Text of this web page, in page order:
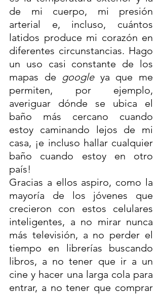
de mi cuerpo, mi presión
arterial e, incluso, cuántos
latidos produce mi corazón en
diferentes circunstancias. Hago
un uso casi constante de los
mapas de google ya que me
permiten, por ejemplo,
averiguar dónde se ubica el
baño más cercano cuando
estoy caminando lejos de mi
casa, ¡e incluso hallar cualquier
baño cuando estoy en otro
país!
Gracias a ellos aspiro, como la
mayoría de los jóvenes que
crecieron con estos celulares
inteligentes, a no mirar nunca
más televisión, a no perder el
tiempo en librerías buscando
libros, a no tener que ir a un
cine y hacer una larga cola para